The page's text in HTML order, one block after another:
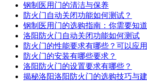
钢制医用门的清洁与保养
防火门自动关闭功能如何测试？
钢制医用门的选购指南：你需要知
洛阳防火门自动关闭功能如何测试
防火门的性能要求有哪些？可以应
防火门的安装有哪些要求？
洛阳防火门的设置要求有哪些？
揭秘洛阳洛阳防火门的选购技巧与